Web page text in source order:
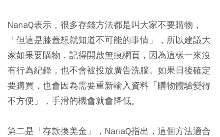
NanaQ表示，很多存錢方法都是叫大家不要購物，
「但這是膝蓋想就知道不可能的事情」，所以建議大
家如果要購物，記得開啟無痕網頁，因為這樣一來沒
有行為紀錄，也不會被投放廣告洗腦。如果日後確定
要購買，也會因為需要重新輸入資料「購物體驗變得
不方便」，手滑的機會就會降低。
第二是「存款換美金」，NanaQ指出，這個方法適合